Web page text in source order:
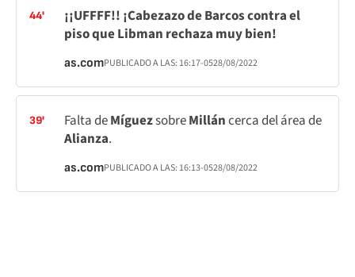
44'
¡¡UFFFF!! ¡Cabezazo de Barcos contra el
piso que Libman rechaza muy bien!
as.comPUBLICADO A LAS: 16:17-0528/08/2022
39' Falta deMíguezsobreMilláncerca del área de
Alianza.
as.comPUBLICADO A LAS: 16:13-0528/08/2022